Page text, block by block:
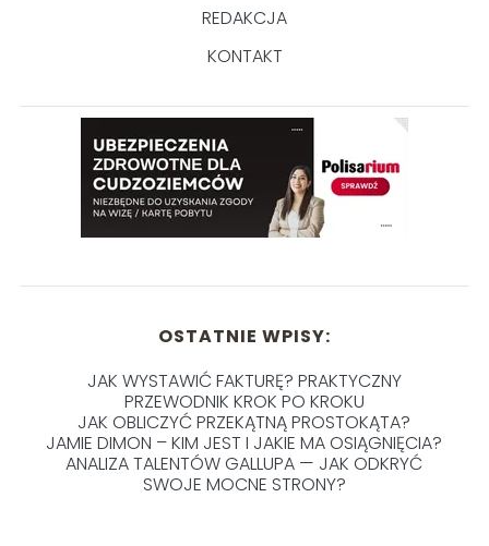
REDAKCJA
KONTAKT
OSTATNIE WPISY:
JAK WYSTAWIĆ FAKTURĘ? PRAKTYCZNY
PRZEWODNIK KROK PO KROKU
JAK OBLICZYĆ PRZEKĄTNĄ PROSTOKĄTA?
JAMIE DIMON – KIM JEST I JAKIE MA OSIĄGNIĘCIA?
ANALIZA TALENTÓW GALLUPA — JAK ODKRYĆ
SWOJE MOCNE STRONY?